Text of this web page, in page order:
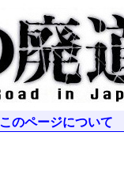
このページについて